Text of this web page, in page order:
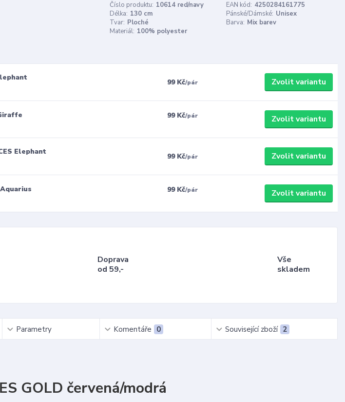
Číslo produktu: 10614 red/navy EAN kód: 4250284161775
Délka: 130 cm Pánské/Dámské: Unisex
Tvar: Ploché Barva: Mix barev
Materiál: 100% polyester
99 Kč/pár Zvolit variantu
99 Kč/pár Zvolit variantu
Elephant
99 Kč/pár Zvolit variantu
99 Kč/pár Zvolit variantu
Doprava
od 59,-
Vše
skladem
Parametry Komentáře 0 Související zboží 2
GOLD červená/modrá